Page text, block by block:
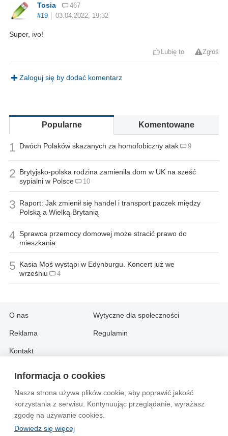
Informacja o cookies
Nasza strona używa plików cookie, aby poprawić jakość
korzystania z serwisu. Kontynuując przeglądanie, wyrażasz
zgodę na używanie cookies.
Dowiedz się więcej
Tosia
467
#19
03.04.2022, 19:32
Super, ivo!
Lubię to Zgłoś
Zaloguj się by dodać komentarz
Popularne Komentowane
1 Dwóch Polaków skazanych za homofobiczny atak 9
2 Brytyjsko-polska rodzina zamieniła dom w UK na sześć
sypialni w Polsce
10
3 Raport: Jak zmienił się handel i transport paczek między
Polską a Wielką Brytanią
4 Sprawca przemocy domowej może stracić prawo do
mieszkania
5 Kasia Moś wystąpi w Edynburgu. Koncert już we
wrześniu
4
O nas
Reklama
Kontakt
Wytyczne dla społeczności
Regulamin
Information in English:
About
Advertise
Contact